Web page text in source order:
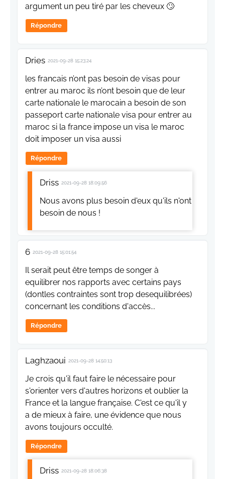
argument un peu tiré par les cheveux 🙄
Répondre
Dries 2021-09-28 15:23:24
les francais n’ont pas besoin de visas pour
entrer au maroc ils n’ont besoin que de leur
carte nationale le marocain a besoin de son
passeport carte nationale visa pour entrer au
maroc si la france impose un visa le maroc
doit imposer un visa aussi
Répondre
Driss 2021-09-28 18:09:56
Nous avons plus besoin d'eux qu'ils n'ont
besoin de nous !
6 2021-09-28 15:01:54
Il serait peut être temps de songer à
equilibrer nos rapports avec certains pays
(dontles contraintes sont trop desequilibrées)
concernant les conditions d'accès...
Répondre
Laghzaoui 2021-09-28 14:50:13
Je crois qu'il faut faire le nécessaire pour
s'orienter vers d'autres horizons et oublier la
France et la langue française. C'est ce qu'il y
a de mieux à faire, une évidence que nous
avons toujours occulté.
Répondre
Driss 2021-09-28 18:06:38